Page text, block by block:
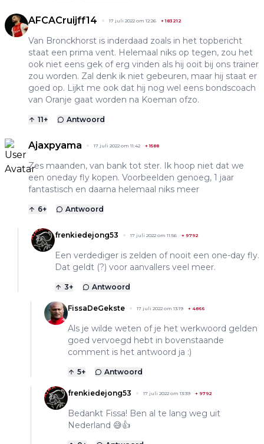
AFCACruijff14 17 juli 2022 om 12:26 +183212
Van Bronckhorst is inderdaad zoals in het topbericht
staat een prima vent. Helemaal niks op tegen, zou het
ook niet eens gek of erg vinden als hij ooit bij ons trainer
zou worden. Zal denk ik niet gebeuren, maar hij staat er
goed op. Lijkt me ook dat hij nog wel eens bondscoach
van Oranje gaat worden na Koeman ofzo.
11+ Antwoord
Ajaxpyama 17 juli 2022 om 11:42 +1588
Zes maanden, van bank tot ster. Ik hoop niet dat we
een oneday fly kopen. Voorbeelden genoeg, 1 jaar
fantastisch en daarna helemaal niks meer
6+ Antwoord
frenkiedejong53 17 juli 2022 om 11:56 + 9792
Een verdediger is zelden of nooit een one-day fly.
Dat geldt (?) voor aanvallers veel meer.
3+ Antwoord
FissaDeGekste 17 juli 2022 om 13:19 + 4866
Als je wilde weten of je het werkwoord gelden
goed vervoegd hebt in bovenstaande
comment is het antwoord ja :)
5+ Antwoord
frenkiedejong53 17 juli 2022 om 13:39 + 9792
Bedankt Fissa! Ben al te lang weg uit
Nederland 😅👍